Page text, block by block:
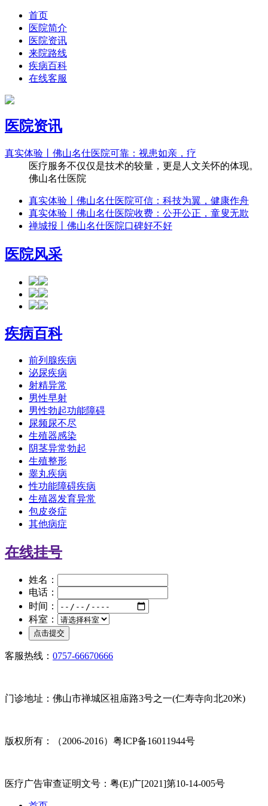
首页
医院简介
医院资讯
来院路线
疾病百科
在线客服
医院资讯
真实体验丨佛山名仕医院可靠：视患如亲，疗
医疗服务不仅仅是技术的较量，更是人文关怀的体现。
佛山名仕医院
真实体验丨佛山名仕医院可信：科技为翼，健康作舟
真实体验丨佛山名仕医院收费：公开公正，童叟无欺
禅城报丨佛山名仕医院口碑好不好
医院风采
疾病百科
前列腺疾病
泌尿疾病
射精异常
男性早射
男性勃起功能障碍
尿频尿不尽
生殖器感染
阴茎异常勃起
生殖整形
睾丸疾病
性功能障碍疾病
生殖器发育异常
包皮炎症
其他病症
在线挂号
姓名：
电话：
时间：
科室：
客服热线： 0757-66670666
门诊地址：佛山市禅城区祖庙路3号之一(仁寿寺向北20米)
版权所有：（2006-2016）粤ICP备16011944号
医疗广告审查证明文号：粤(E)广[2021]第10-14-005号